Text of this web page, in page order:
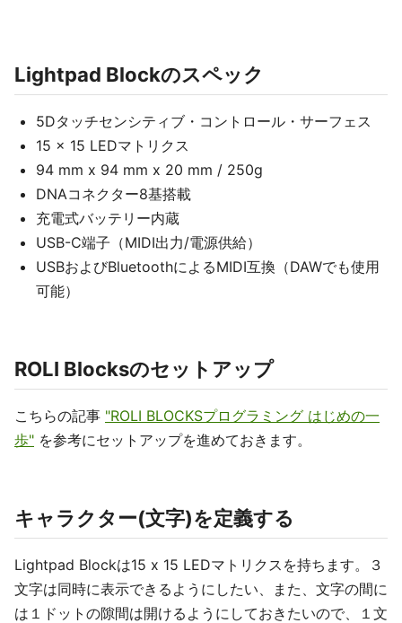
Lightpad Blockのスペック
5Dタッチセンシティブ・コントロール・サーフェス
15 x 15 LEDマトリクス
94 mm x 94 mm x 20 mm / 250g
DNAコネクター8基搭載
充電式バッテリー内蔵
USB-C端子（MIDI出力/電源供給）
USBおよびBluetoothによるMIDI互換（DAWでも使用
可能）
ROLI Blocksのセットアップ
こちらの記事 "ROLI BLOCKSプログラミング はじめの一
歩" を参考にセットアップを進めておきます。
キャラクター(文字)を定義する
Lightpad Blockは15 x 15 LEDマトリクスを持ちます。３
文字は同時に表示できるようにしたい、また、文字の間に
は１ドットの隙間は開けるようにしておきたいので、１文